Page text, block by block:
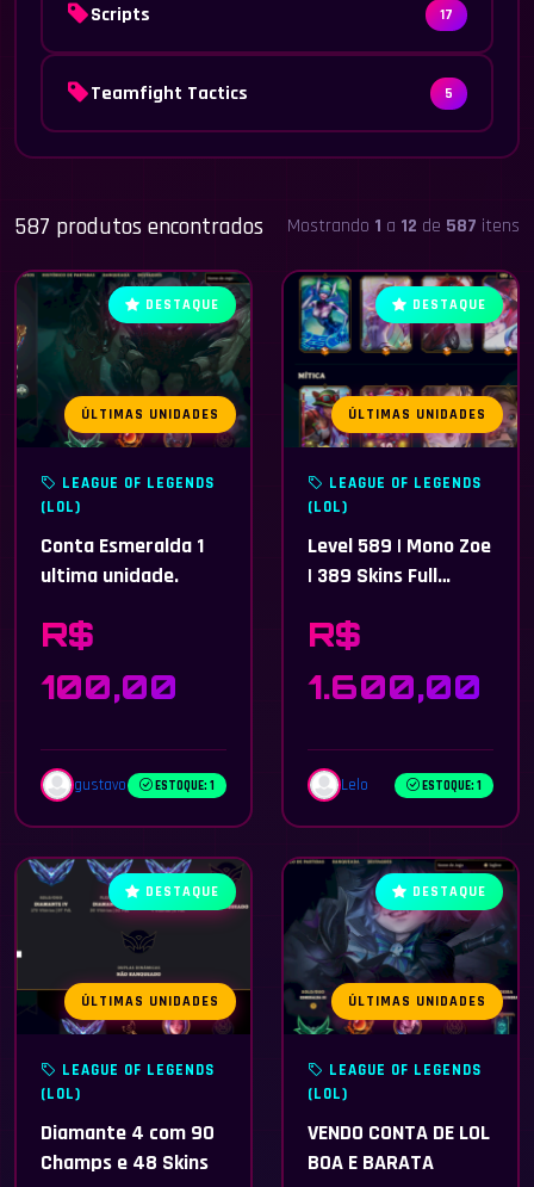
Scripts 17
Teamfight Tactics 5
587 produtos encontrados Mostrando 1 a 12 de 587 itens
DESTAQUE
ÚLTIMAS UNIDADES
LEAGUE OF LEGENDS
(LOL)
Conta Esmeralda 1
ultima unidade.
R$
100,00
gustavo ESTOQUE: 1
DESTAQUE
ÚLTIMAS UNIDADES
LEAGUE OF LEGENDS
(LOL)
Level 589 | Mono Zoe
| 389 Skins Full
R$
1.600,00
Lelo ESTOQUE: 1
DESTAQUE
ÚLTIMAS UNIDADES
LEAGUE OF LEGENDS
(LOL)
Diamante 4 com 90
Champs e 48 Skins
DESTAQUE
ÚLTIMAS UNIDADES
LEAGUE OF LEGENDS
(LOL)
VENDO CONTA DE LOL
BOA E BARATA